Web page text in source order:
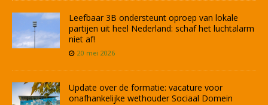
Leefbaar 3B ondersteunt oproep van lokale
partijen uit heel Nederland: schaf het luchtalarm
niet af!
20 mei 2026
Update over de formatie: vacature voor
onafhankelijke wethouder Sociaal Domein